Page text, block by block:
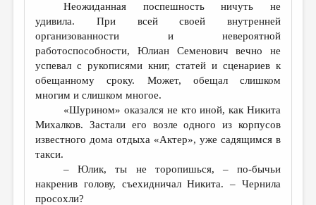
ПРОИЗВЕДЕНИЯ
ПЕРЕВОДЫ
КОНКУРСЫ
ДЕТСКАЯ КОМНАТА
КНИЖНАЯ ПОЛКА
ОБЗОР ЛИТЕРАТУРЫ
СТРАНИЦЫ ПАМЯТИ
ОБЪЯВЛЕНИЯ
Неожиданная поспешность ничуть не
удивила. При всей своей внутренней
организованности и невероятной
работоспособности, Юлиан Семенович вечно не
успевал с рукописями книг, статей и сценариев к
обещанному сроку. Может, обещал слишком
многим и слишком многое.
«Шурином» оказался не кто иной, как Никита
Михалков. Застали его возле одного из корпусов
известного дома отдыха «Актер», уже садящимся в
такси.
– Юлик, ты не торопишься, – по-бычьи
накренив голову, съехидничал Никита. – Чернила
просохли?